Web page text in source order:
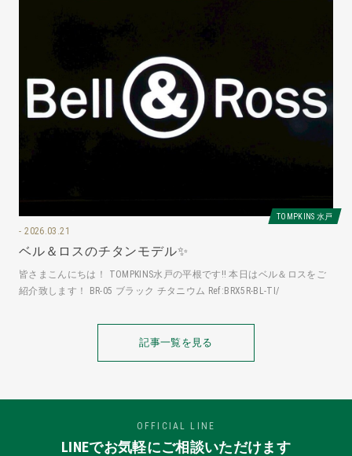
TOMPKINS 水戸
2026.03.21
ベル＆ロスのチタンモデル✨
皆さまこんにちは！ TOMPKINS水戸の平根です‼️ 本日はベル＆ロスをご
紹介致します！ BR-05 ブラック チタニウム Ref:BRX5R-BL-TI/
記事一覧を見る
OFFICIAL LINE
LINEでお気軽にご相談いただけます